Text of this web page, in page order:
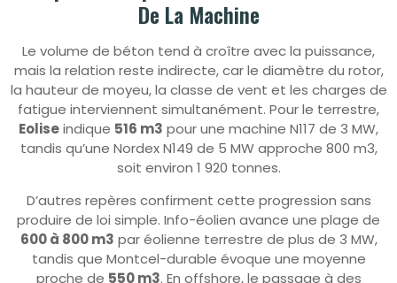
De La Machine
Le volume de béton tend à croître avec la puissance,
mais la relation reste indirecte, car le diamètre du rotor,
la hauteur de moyeu, la classe de vent et les charges de
fatigue interviennent simultanément. Pour le terrestre,
Eoliseindique 516 m3 pour une machine N117 de 3 MW,
tandis qu’une Nordex N149 de 5 MW approche 800 m3,
soit environ 1 920 tonnes.
D’autres repères confirment cette progression sans
produire de loi simple. Info-éolien avance une plage de
600 à 800 m3 par éolienne terrestre de plus de 3 MW,
tandis que Montcel-durable évoque une moyenne
proche de 550 m3. En offshore, le passage à des